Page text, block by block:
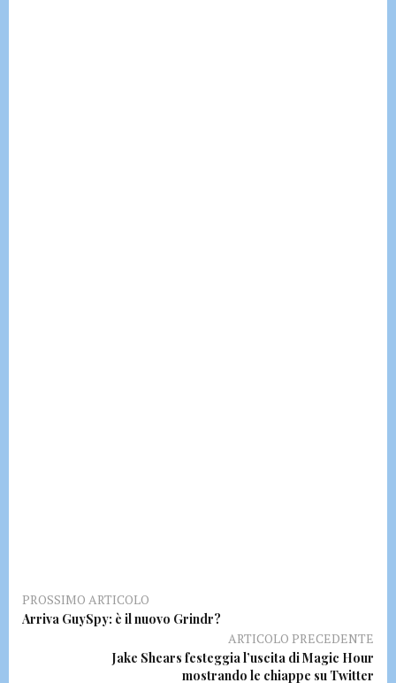
PROSSIMO ARTICOLO
Arriva GuySpy: è il nuovo Grindr?
ARTICOLO PRECEDENTE
Jake Shears festeggia l’uscita di Magic Hour
mostrando le chiappe su Twitter